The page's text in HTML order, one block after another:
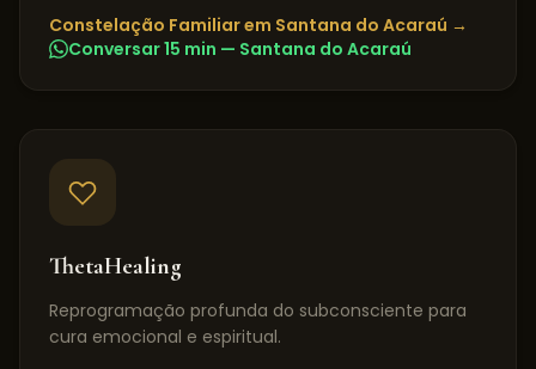
Constelação Familiarem Santana do Acaraú →
Conversar 15 min — Santana do Acaraú
ThetaHealing
Reprogramação profunda do subconsciente para
cura emocional e espiritual.